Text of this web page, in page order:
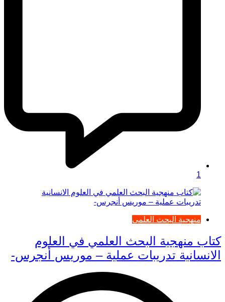
1
منهجية البحث العلمي
كتاب منهجية البحث العلمي في العلوم
الانسانية تدريبات عملية – موريس أنجرس-